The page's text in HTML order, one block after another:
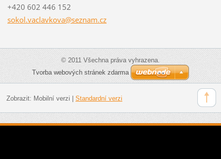
+420 602 446 152
sokol.vaclavkova@seznam.cz
© 2011 Všechna práva vyhrazena.
Tvorba webových stránek zdarma
Zobrazit: Mobilní verzi | Standardní verzi